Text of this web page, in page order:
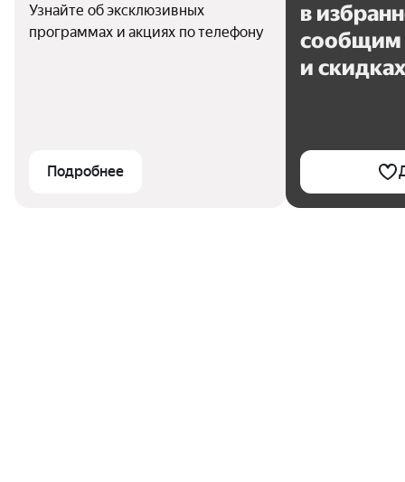
Узнайте об эксклюзивных
программах и акциях по телефону
Подробнее
в
сообщим
и скидках